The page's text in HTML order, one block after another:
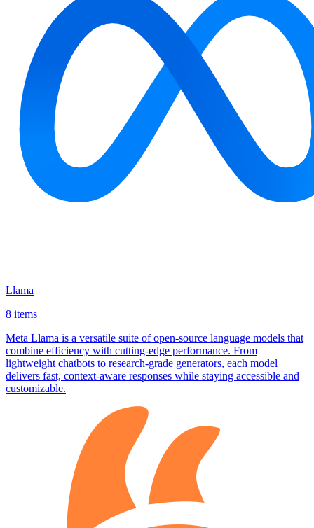
Llama
8 items
Meta Llama is a versatile suite of open‑source language models that
combine efficiency with cutting‑edge performance. From
lightweight chatbots to research‑grade generators, each model
delivers fast, context‑aware responses while staying accessible and
customizable.